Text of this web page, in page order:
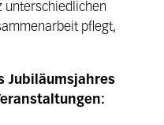
unterschiedlichen
pflegt,
Jubiläumsjahres